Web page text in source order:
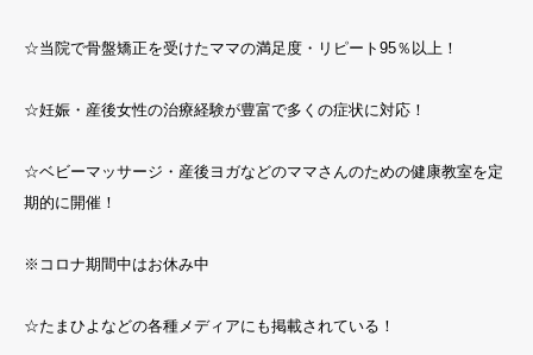
☆当院で骨盤矯正を受けたママの満足度・リピート95％以上！
☆妊娠・産後女性の治療経験が豊富で多くの症状に対応！
☆ベビーマッサージ・産後ヨガなどのママさんのための健康教室を定
期的に開催！
※コロナ期間中はお休み中
☆たまひよなどの各種メディアにも掲載されている！